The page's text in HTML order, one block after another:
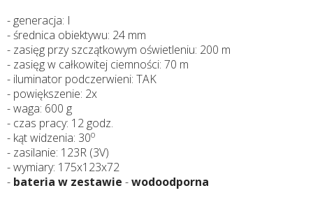
- generacja: I
- średnica obiektywu: 24 mm
- zasięg przy szczątkowym oświetleniu: 200 m
- zasięg w całkowitej ciemności: 70 m
- iluminator podczerwieni: TAK
- powiększenie: 2x
- waga: 600 g
- czas pracy: 12 godz.
- kąt widzenia: 30o
- zasilanie: 123R (3V)
- wymiary: 175x123x72
- bateria w zestawie -wodoodporna